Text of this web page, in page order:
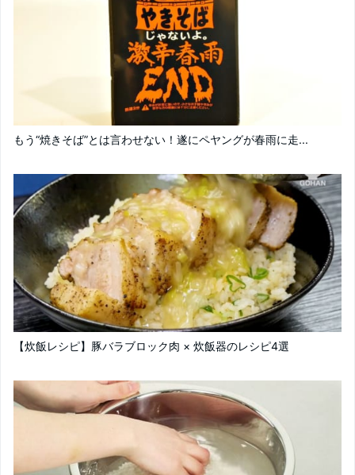
もう“焼きそば”とは言わせない！遂にペヤングが春雨に走...
【炊飯レシピ】豚バラブロック肉 × 炊飯器のレシピ4選